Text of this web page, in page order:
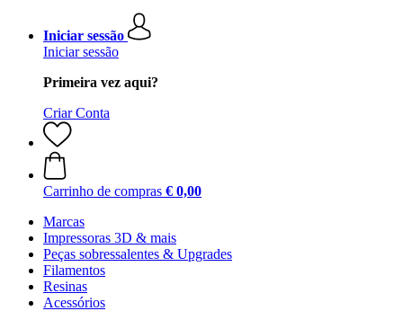
Iniciar sessão
Iniciar sessão
Primeira vez aqui?
Criar Conta
Carrinho de compras € 0,00
Marcas
Impressoras 3D & mais
Peças sobressalentes & Upgrades
Filamentos
Resinas
Acessórios